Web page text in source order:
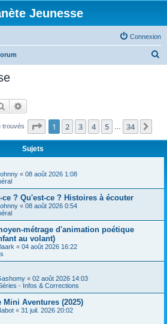
Jeunesse
Connexion
c
Rechercher
trouvés Page 1sur34
1 2 3 4 5 34
Sujets
« 08 août 2026 1:08
ce ? Qu'est-ce ? Histoires à écouter
« 08 août 2026 0:54
métrage d'animation poétique
au volant)
« 04 août 2026 16:22
« 02 août 2026 14:03
- Infos & Corrections
Mini Aventures (2025)
« 31 juil. 2026 20:02